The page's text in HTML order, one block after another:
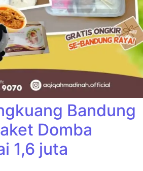
Bandung
Domba
1,6 juta